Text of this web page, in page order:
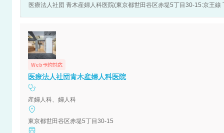
医療法人社団 青木産婦人科医院(東京都世田谷区赤堤5丁目30-15:京王
Web予約対応
医療法人社団青木産婦人科医院
産婦人科、婦人科
東京都世田谷区赤堤5丁目30-15